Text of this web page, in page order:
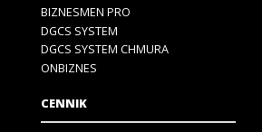
BIZNESMEN PRO
DGCS SYSTEM
DGCS SYSTEM CHMURA
ONBIZNES
CENNIK